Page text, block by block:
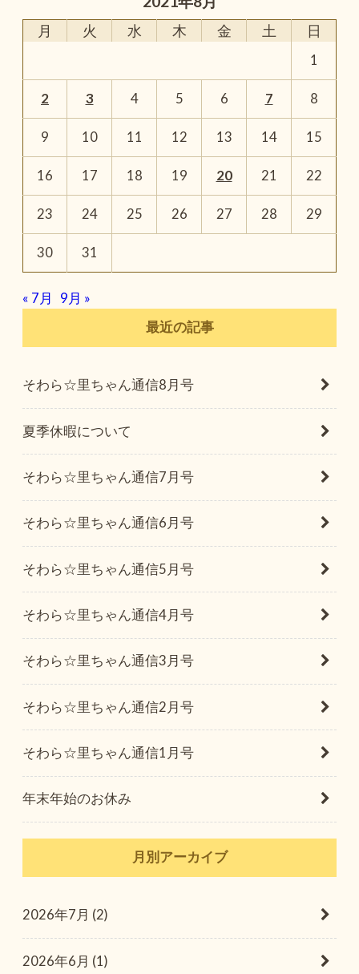
月 火 水 木 金 土 日
1
2 3 4 5 6 7 8
9 10 11 12 13 14 15
16 17 18 19 20 21 22
23 24 25 26 27 28 29
30 31
« 7月
9月 »
最近の記事
そわら☆里ちゃん通信8月号
夏季休暇について
そわら☆里ちゃん通信7月号
そわら☆里ちゃん通信6月号
そわら☆里ちゃん通信5月号
そわら☆里ちゃん通信4月号
そわら☆里ちゃん通信3月号
そわら☆里ちゃん通信2月号
そわら☆里ちゃん通信1月号
年末年始のお休み
月別アーカイブ
2026年7月 (2)
2026年6月 (1)